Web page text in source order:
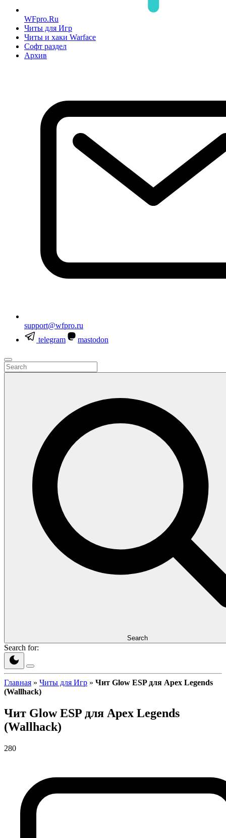
WFpro.Ru
Читы для Игр
Читы и хаки Warface
Софт раздел
Архив
support@wfpro.ru
telegram
mastodon
Search
Search for:
Главная » Читы для Игр » Чит Glow ESP для Apex Legends
(Wallhack)
Чит Glow ESP для Apex Legends
(Wallhack)
280